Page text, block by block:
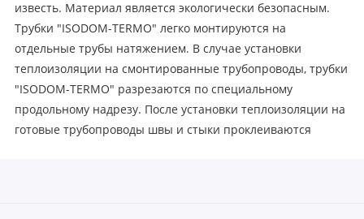
известь. Материал является экологически безопасным.
Трубки "ISODOM-TERMO" легко монтируются на
отдельные трубы натяжением. В случае установки
теплоизоляции на смонтированные трубопроводы, трубки
"ISODOM-TERMO" разрезаются по специальному
продольному надрезу. После установки теплоизоляции на
готовые трубопроводы швы и стыки проклеиваются